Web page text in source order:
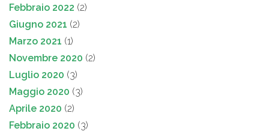
Febbraio 2022 (2)
Giugno 2021 (2)
Marzo 2021 (1)
Novembre 2020 (2)
Luglio 2020 (3)
Maggio 2020 (3)
Aprile 2020 (2)
Febbraio 2020 (3)